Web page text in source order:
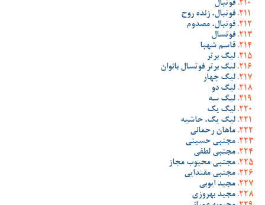
فوتبال
فوتبال، زنده روح
فوتبال، مصدوم
فوتسال
قاسم شهبا
لیگ برتر
لیگ برتر فوتسال بانوان
لیگ چهار
لیگ دو
لیگ سه
لیگ یک
لیگ یک، حاشیه
ماهان رحمانی
مجتبی حسینی
مجتبی لطفی
مجتبی محبوب مجاز
مجتبی مقتدایی
مجید ایوبی
مجید بهروزی